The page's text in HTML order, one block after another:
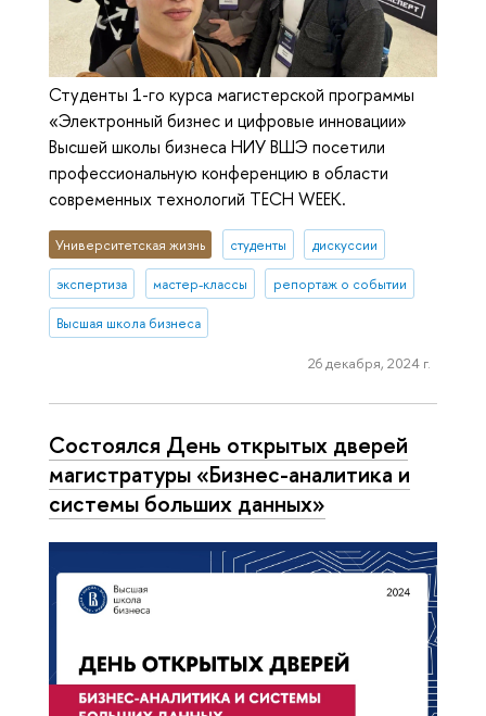
Студенты 1-го курса магистерской программы
«Электронный бизнес и цифровые инновации»
Высшей школы бизнеса НИУ ВШЭ посетили
профессиональную конференцию в области
современных технологий TECH WEEK.
Университетская жизнь студенты дискуссии
экспертиза мастер-классы репортаж о событии
Высшая школа бизнеса
26 декабря, 2024 г.
Состоялся День открытых дверей
магистратуры «Бизнес-аналитика и
системы больших данных»